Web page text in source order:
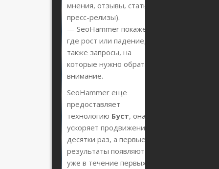
мнения, отзывы, статьи,
пресс-релизы).
— SeoHammer покажет,
где рост или падение, а
также запросы, на
которые нужно обратить
внимание.
SeoHammer еще
предоставляет
технологию Буст, она
ускоряет продвижение в
десятки раз, а первые
результаты появляются
уже в течение первых 7